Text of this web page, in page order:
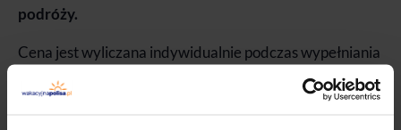
podróży.
Cena jest wyliczana indywidualnie podczas wypełniania
formularza online w Santander Internet lub aplikacji
Santander Mobile. Dokonanie zakupu z wyprzedzeniem